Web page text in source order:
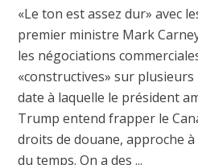
«Le ton est assez dur» avec
premier ministre Mark
les négociations
«constructives» sur
date à laquelle le président
Trump entend frapper le
droits de douane, approche à
du temps. On a des ...